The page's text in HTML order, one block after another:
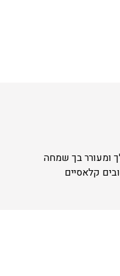
ומעורר בך שמחה
קלאסיים